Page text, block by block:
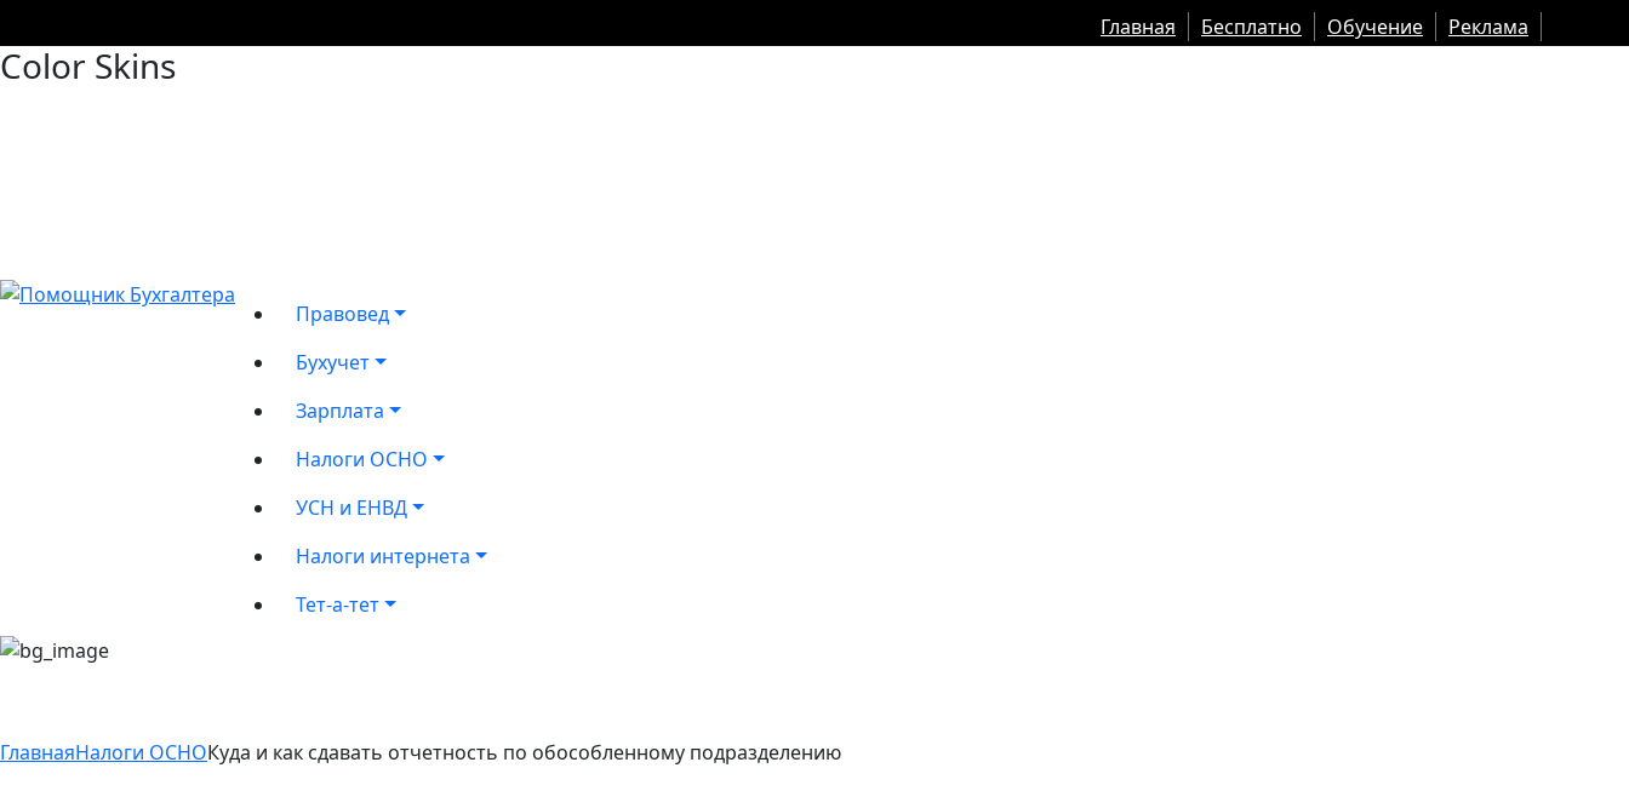
Главная Бесплатно Обучение Реклама
Color Skins
Правовед
Бухучет
Зарплата
Налоги ОСНО
УСН и ЕНВД
Налоги интернета
Тет-а-тет
ГлавнаяНалоги ОСНОКуда и как сдавать отчетность по обособленному подразделению